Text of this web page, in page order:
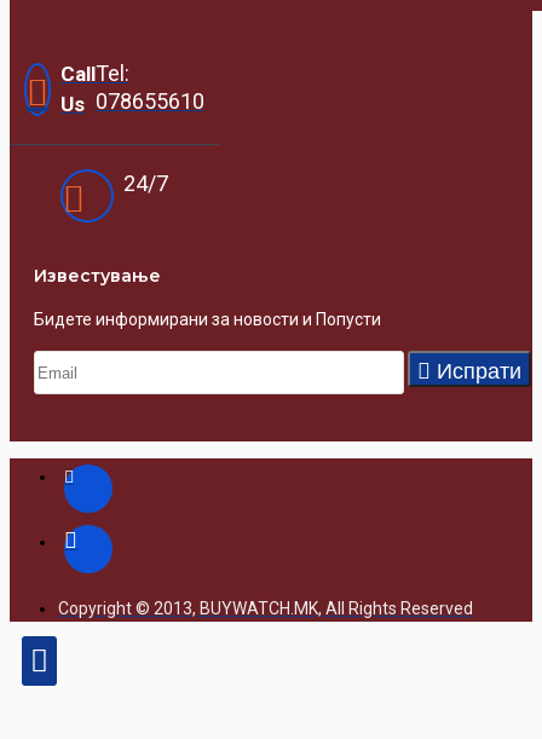
Call
Us
Tel:
078655610
24/7
Известувањe
Бидете информирани за новости и Попусти
Испрати
Copyright © 2013, BUYWATCH.MK, All Rights Reserved